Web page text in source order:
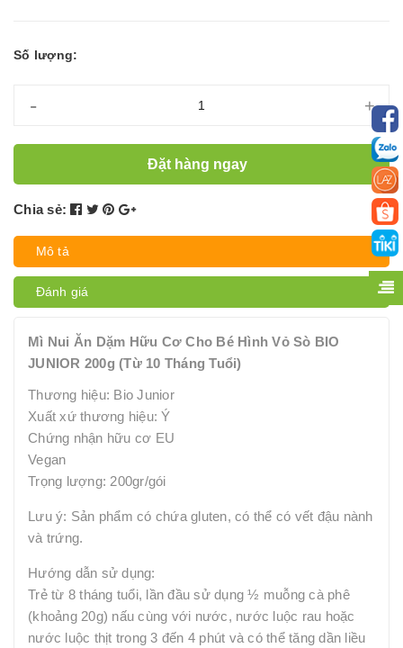
Số lượng:
- +
Đặt hàng ngay
Chia sẻ:
Mô tả
Đánh giá
Mì Nui Ăn Dặm Hữu Cơ Cho Bé Hình Vỏ Sò BIO
JUNIOR 200g (Từ 10 Tháng Tuổi)
Thương hiệu: Bio Junior
Xuất xứ thương hiệu: Ý
Chứng nhận hữu cơ EU
Vegan
Trọng lượng: 200gr/gói
Lưu ý: Sản phẩm có chứa gluten, có thể có vết đậu nành
và trứng.
Hướng dẫn sử dụng:
Trẻ từ 8 tháng tuổi, lần đầu sử dụng ½ muỗng cà phê
(khoảng 20g) nấu cùng với nước, nước luộc rau hoặc
nước luộc thịt trong 3 đến 4 phút và có thể tăng dần liều